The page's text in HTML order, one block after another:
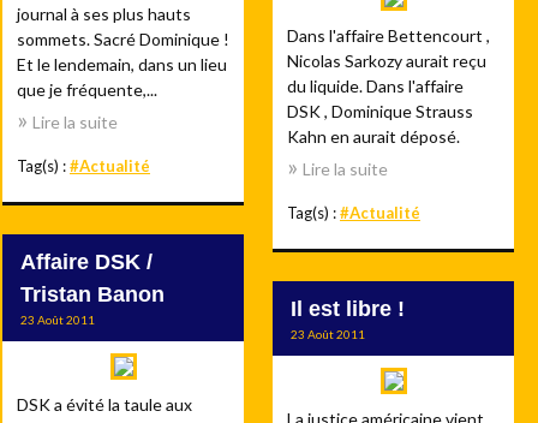
journal à ses plus hauts
sommets. Sacré Dominique !
Et le lendemain, dans un lieu
que je fréquente,...
Lire la suite
Tag(s) :#Actualité
Dans l'affaire Bettencourt ,
Nicolas Sarkozy aurait reçu
du liquide. Dans l'affaire
DSK , Dominique Strauss
Kahn en aurait déposé.
Lire la suite
Tag(s) :#Actualité
Affaire DSK /
Tristan Banon
23 Août 2011
DSK a évité la taule aux
Il est libre !
23 Août 2011
La justice américaine vient